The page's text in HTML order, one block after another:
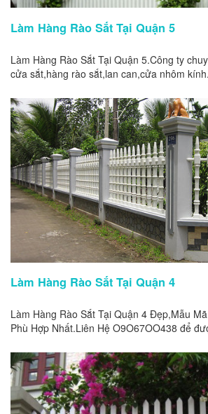
Làm Hàng Rào Sắt Tại Quận 5
Làm Hàng Rào Sắt Tại Quận 5.Công ty
cửa sắt,hàng rào sắt,lan can,cửa nhôm
Làm Hàng Rào Sắt Tại Quận 4
Làm Hàng Rào Sắt Tại Quận 4 Đẹp,Mẫu
Phù Hợp Nhất.Liên Hệ O9O67OO438 để